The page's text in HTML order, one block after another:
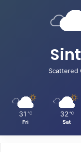
Scattered
31 ℃
Fri
32 ℃
Sat